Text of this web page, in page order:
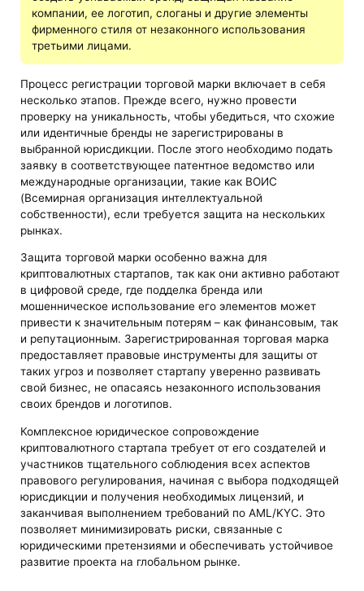
компании, ее логотип, слоганы и другие элементы
фирменного стиля от незаконного использования
третьими лицами.
Процесс регистрации торговой марки включает в себя
несколько этапов. Прежде всего, нужно провести
проверку на уникальность, чтобы убедиться, что схожие
или идентичные бренды не зарегистрированы в
выбранной юрисдикции. После этого необходимо подать
заявку в соответствующее патентное ведомство или
международные организации, такие как ВОИС
(Всемирная организация интеллектуальной
собственности), если требуется защита на нескольких
рынках.
Защита торговой марки особенно важна для
криптовалютных стартапов, так как они активно работают
в цифровой среде, где подделка бренда или
мошенническое использование его элементов может
привести к значительным потерям – как финансовым, так
и репутационным. Зарегистрированная торговая марка
предоставляет правовые инструменты для защиты от
таких угроз и позволяет стартапу уверенно развивать
свой бизнес, не опасаясь незаконного использования
своих брендов и логотипов.
Комплексное юридическое сопровождение
криптовалютного стартапа требует от его создателей и
участников тщательного соблюдения всех аспектов
правового регулирования, начиная с выбора подходящей
юрисдикции и получения необходимых лицензий, и
заканчивая выполнением требований по AML/KYC. Это
позволяет минимизировать риски, связанные с
юридическими претензиями и обеспечивать устойчивое
развитие проекта на глобальном рынке.